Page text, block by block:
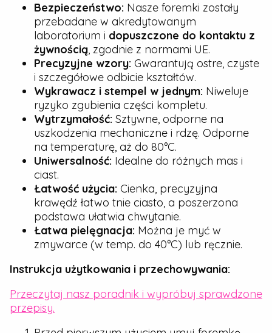
Bezpieczeństwo: Nasze foremki zostały
przebadane w akredytowanym
laboratorium i dopuszczone do kontaktu z
żywnością, zgodnie z normami UE.
Precyzyjne wzory: Gwarantują ostre, czyste
i szczegółowe odbicie kształtów.
Wykrawacz i stempel w jednym: Niweluje
ryzyko zgubienia części kompletu.
Wytrzymałość: Sztywne, odporne na
uszkodzenia mechaniczne i rdzę. Odporne
na temperaturę, aż do 80°C.
Uniwersalność: Idealne do różnych mas i
ciast.
Łatwość użycia: Cienka, precyzyjna
krawędź łatwo tnie ciasto, a poszerzona
podstawa ułatwia chwytanie.
Łatwa pielęgnacja: Można je myć w
zmywarce (w temp. do 40°C) lub ręcznie.
Instrukcja użytkowania i przechowywania:
Przeczytaj nasz poradnik i wypróbuj sprawdzone
przepisy.